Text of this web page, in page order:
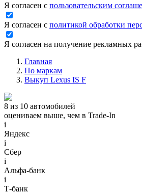
Я согласен с пользовательским
Я согласен с политикой обработки
Я согласен на получение рекламных
Главная
По маркам
Выкуп Lexus IS F
8 из 10 автомобилей
оцениваем выше, чем в Trade‑In
i
Яндекс
i
Сбер
i
Альфа-банк
i
Т-банк